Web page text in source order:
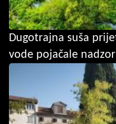
Dugotrajna suša
vode pojačale